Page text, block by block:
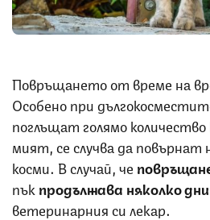
Повръщането от време на
Особено при
поглъщат голямо количество
мият, се случва да повърнат
косми. В случай, че
пък продължава няколко дни
ветеринарния си лекар.